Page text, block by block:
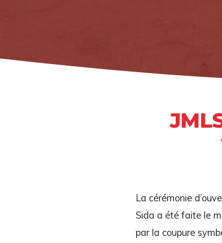
La cérémonie
Sida a été faite le
par la coupure